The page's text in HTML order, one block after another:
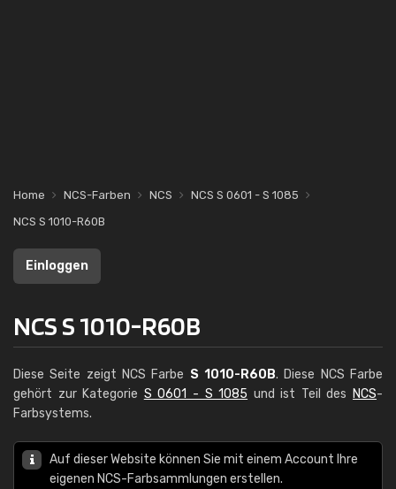
Home NCS-Farben NCS
NCS S 0601 - S 1085
NCS S 1010-R60B
Einloggen
NCS S 1010-R60B
Diese Seite zeigt NCS Farbe S 1010-R60B. Diese NCS Farbe
gehört zur Kategorie S 0601 - S 1085 und ist Teil des NCS-
Farbsystems.
Auf dieser Website können Sie mit einem Account Ihre
eigenen NCS-Farbsammlungen erstellen.